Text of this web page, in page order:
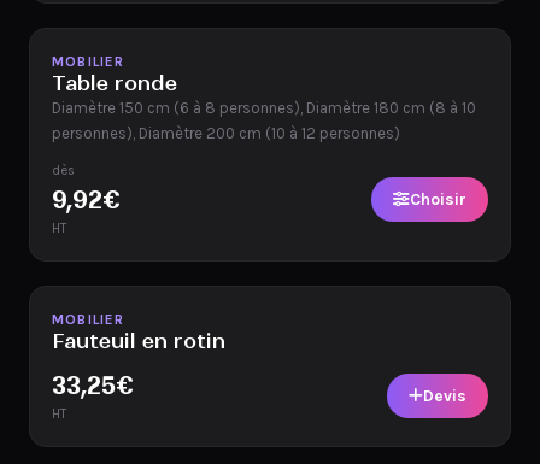
Disponible
MOBILIER
Table ronde
Diamètre 150 cm (6 à 8 personnes), Diamètre 180 cm (8 à 10
personnes), Diamètre 200 cm (10 à 12 personnes)
dès
9,92€
HT
Choisir
Disponible
MOBILIER
Fauteuil en rotin
33,25€
HT
Devis